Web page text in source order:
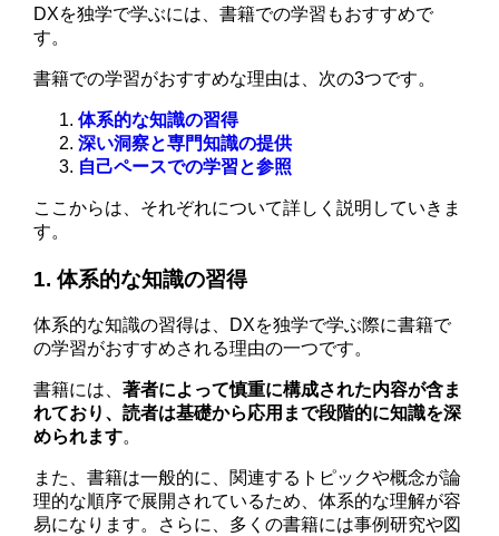
DXを独学で学ぶには、書籍での学習もおすすめで
す。
書籍での学習がおすすめな理由は、次の3つです。
体系的な知識の習得
深い洞察と専門知識の提供
自己ペースでの学習と参照
ここからは、それぞれについて詳しく説明していきま
す。
1. 体系的な知識の習得
体系的な知識の習得は、DXを独学で学ぶ際に書籍で
の学習がおすすめされる理由の一つです。
書籍には、著者によって慎重に構成された内容が含ま
れており、読者は基礎から応用まで段階的に知識を深
められます。
また、書籍は一般的に、関連するトピックや概念が論
理的な順序で展開されているため、体系的な理解が容
易になります。さらに、多くの書籍には事例研究や図